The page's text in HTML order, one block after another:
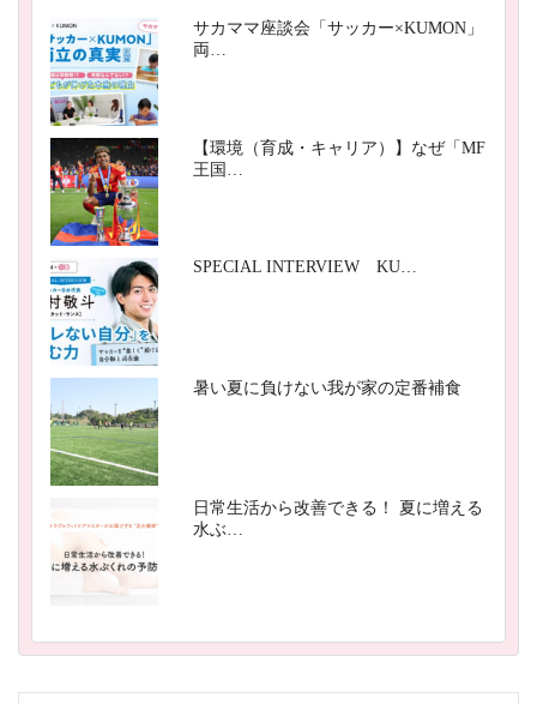
サカママ座談会「サッカー×KUMON」
両…
【環境（育成・キャリア）】なぜ「MF
王国…
SPECIAL INTERVIEW KU…
暑い夏に負けない我が家の定番補食
日常生活から改善できる！ 夏に増える
水ぶ…